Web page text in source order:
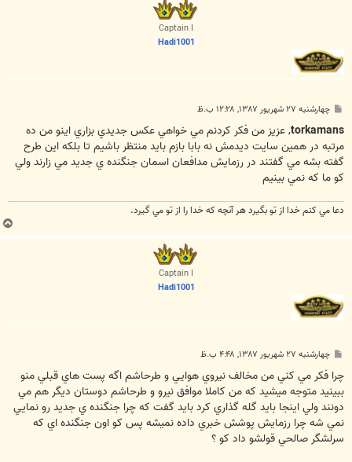
Captain I
Hadi1001
پ
ت
چهارشنبه ۲۷ شهریور ۱۳۸۷, ۱۲:۲۸ ب.ظ
torkamans, عزيز من فکر کردنم مي خواهي عکس جديدي بزاري اينو من ده
مرتبه در همين سايت ديدمش نه بابا بازم بايد منتظر باشيم تا بلکه اين طرح
گفته بشه مي گفتند در رزمايش مدافعان اسمان جنگنده ي جديد مي زارند ولي
کو ما که نمي بينيم
دعا مي كنم خدا از تو بگيرد هر آنچه كه خدا را از تو مي گيرد.
ب
ا
Captain I
Hadi1001
پ
ت
چهارشنبه ۲۷ شهریور ۱۳۸۷, ۴:۴۸ ب.ظ
چرا فکر مي کني من مخالف نيروي هوايي و طرحاشم اگه پست هاي قبلي منو
ببينيد متوجه ميشيد که من کاملا موافق نيرو و طرحاشم دوستان ديگر هم مي
دونند ولي اينجا بايد گله گذاري کرد بايد گفت که چرا جنگنده ي جديد رو نمايي
نمي شه چرا رزمايش پوشش خبري داده نميشه پس کو اون جنگنده اي که
سرلشگر صالحي قولشو داد کو ؟